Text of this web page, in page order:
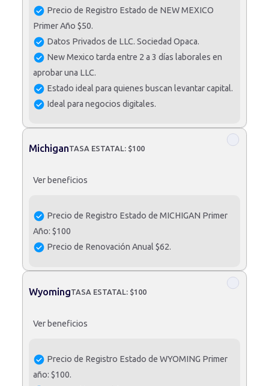
Precio de Registro Estado de NEW MEXICO
Primer Año $50.
Datos Privados de LLC. Sociedad Opaca.
New Mexico tarda entre 2 a 3 días laborales en
aprobar una LLC.
Estado ideal para quienes buscan levantar capital.
Ideal para negocios digitales.
MichiganTASA ESTATAL: $100
Ver beneficios
Precio de Registro Estado de MICHIGAN Primer
Año: $100
Precio de Renovación Anual $62.
WyomingTASA ESTATAL: $100
Ver beneficios
Precio de Registro Estado de WYOMING Primer
año: $100.